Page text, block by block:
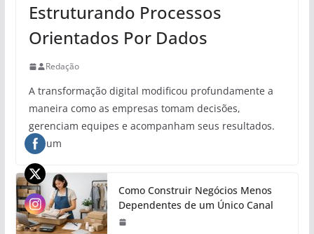
Estruturando Processos
Orientados Por Dados
Redação
A transformação digital modificou profundamente a
maneira como as empresas tomam decisões,
gerenciam equipes e acompanham seus resultados.
Em um
Como Construir Negócios Menos
Dependentes de um Único Canal